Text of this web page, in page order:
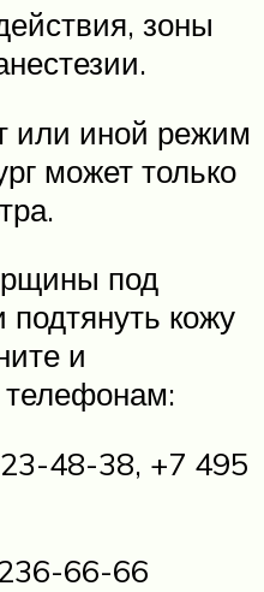
зоны
или иной режим
может только
под
кожу
и
телефонам:
48-38, +7 495
66-66